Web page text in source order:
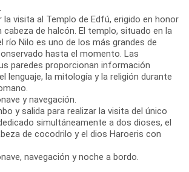
la visita al Templo de Edfú, erigido en honor
de halcón. El templo, situado en la
río Nilo es uno de los más grandes de
hasta el momento. Las
paredes proporcionan información
lenguaje, la mitología y la religión durante
y navegación.
y salida para realizar la visita del único
simultáneamente a dos dioses, el
de cocodrilo y el dios Haroeris con
navegación y noche a bordo.